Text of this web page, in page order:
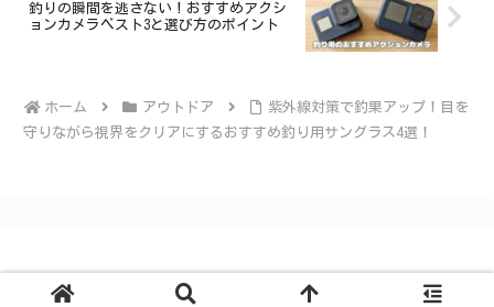
釣りの瞬間を逃さない！おすすめアクシ
ョンカメラベスト3と選び方のポイント
ホーム アウトドア
紫外線対策で釣果アップ！目を
守りながら視界をクリアにするおすすめ釣り用サングラス4選！
Copyright © 2023-2026 たろ男.com All Rights Reserved.